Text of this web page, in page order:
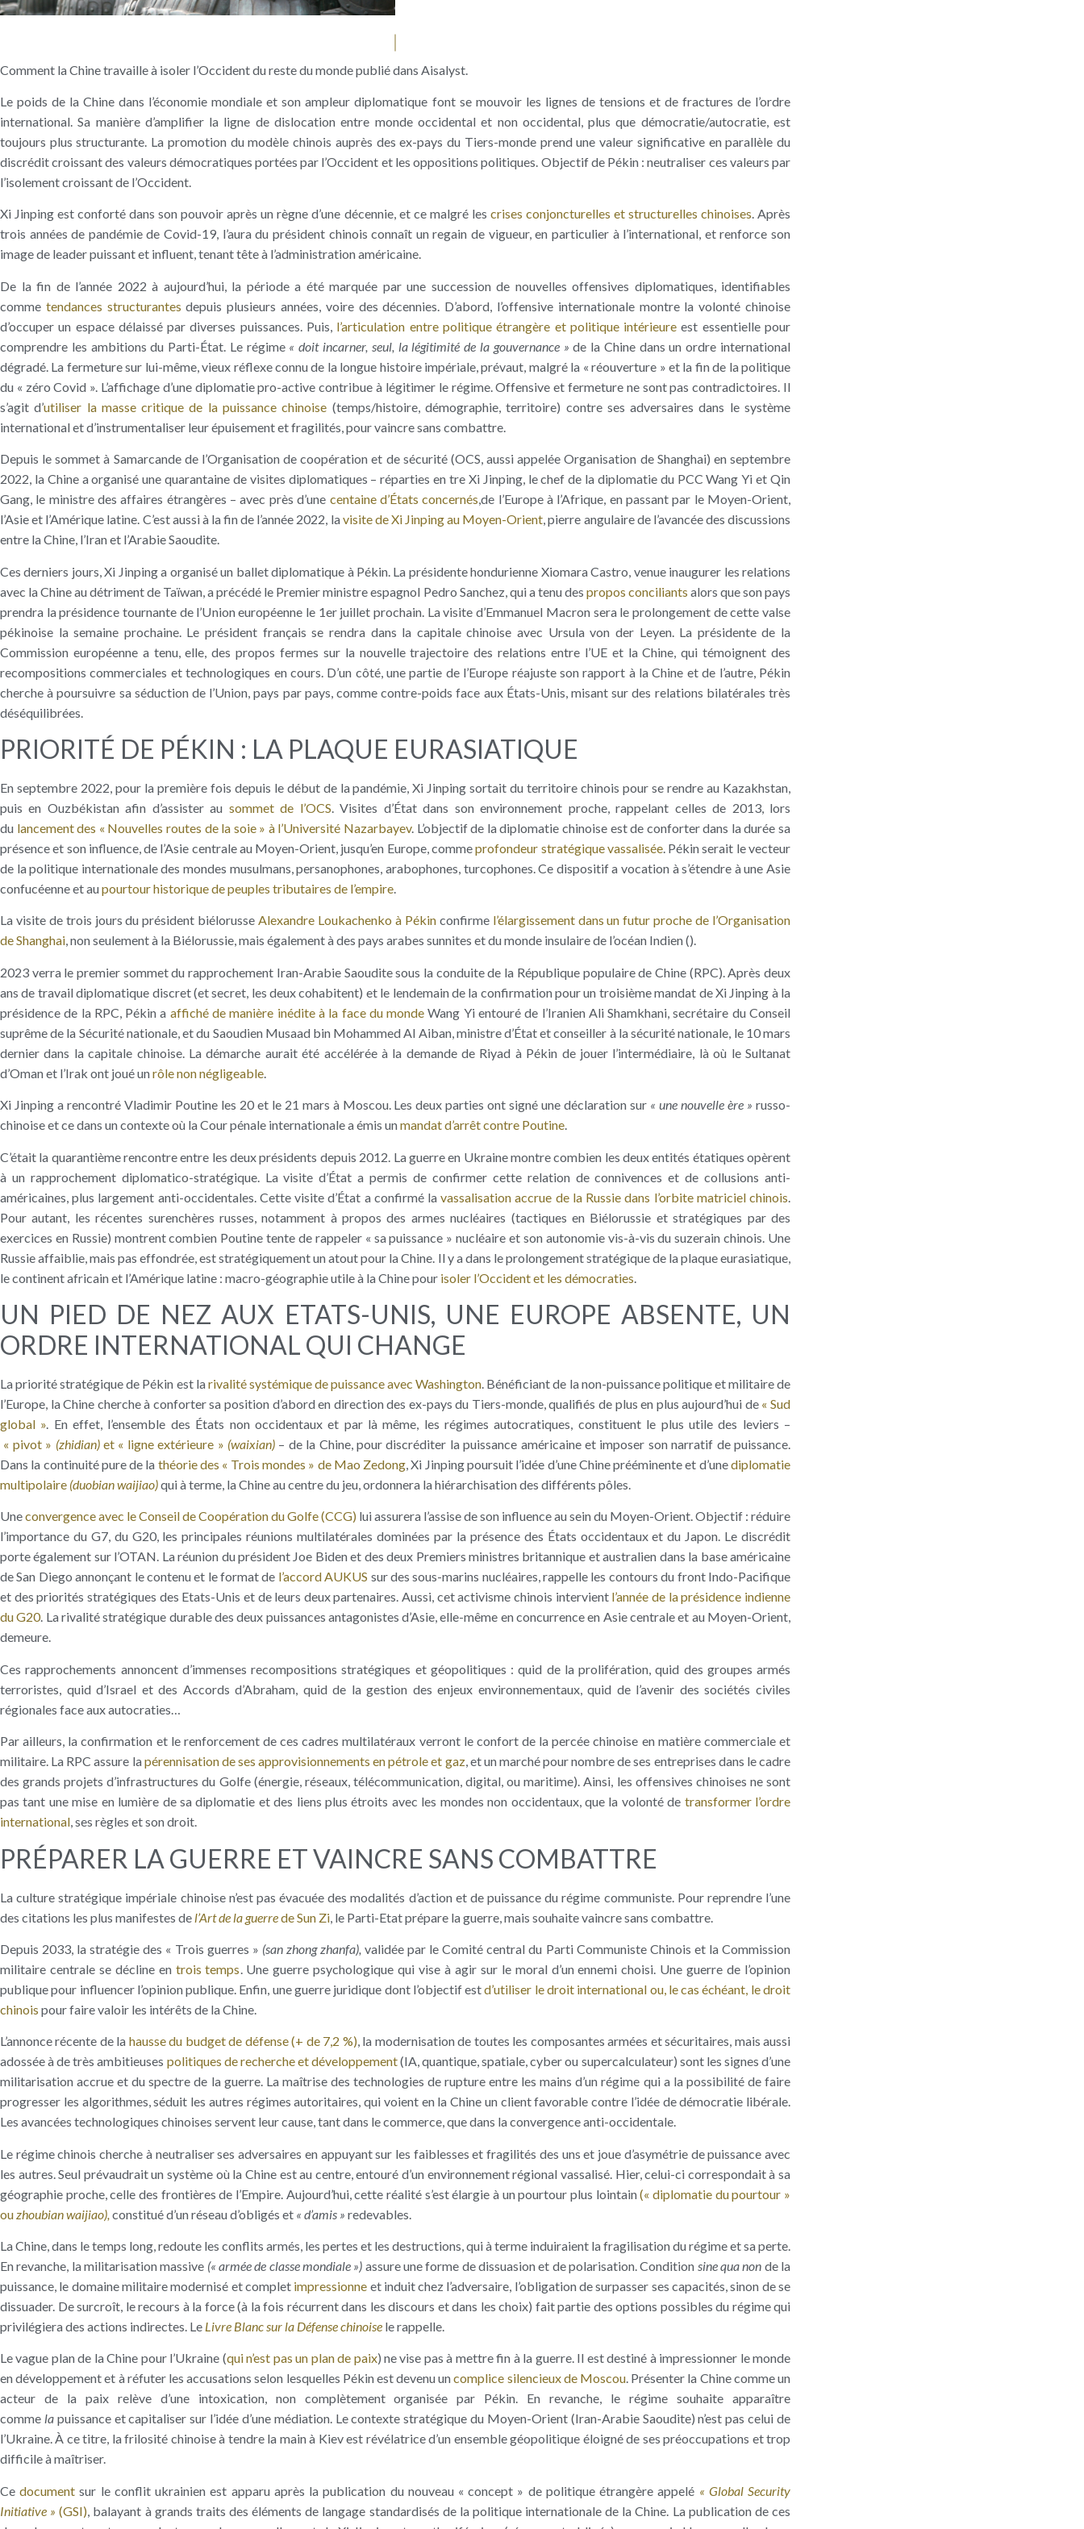
Comment la Chine travaille à isoler l’Occident du reste du monde publié dans Aisalyst.
Le poids de la Chine dans l’économie mondiale et son ampleur diplomatique font se mouvoir les lignes de tensions et de fractures de l’ordre
international. Sa manière d’amplifier la ligne de dislocation entre monde occidental et non occidental, plus que démocratie/autocratie, est
toujours plus structurante. La promotion du modèle chinois auprès des ex-pays du Tiers-monde prend une valeur significative en parallèle du
discrédit croissant des valeurs démocratiques portées par l’Occident et les oppositions politiques. Objectif de Pékin : neutraliser ces valeurs par
l’isolement croissant de l’Occident.
Xi Jinping est conforté dans son pouvoir après un règne d’une décennie, et ce malgré les crises conjoncturelles et structurelles chinoises. Après
trois années de pandémie de Covid-19, l’aura du président chinois connaît un regain de vigueur, en particulier à l’international, et renforce son
image de leader puissant et influent, tenant tête à l’administration américaine.
De la fin de l’année 2022 à aujourd’hui, la période a été marquée par une succession de nouvelles offensives diplomatiques, identifiables
comme tendances structurantes depuis plusieurs années, voire des décennies. D’abord, l’offensive internationale montre la volonté chinoise
d’occuper un espace délaissé par diverses puissances. Puis, l’articulation entre politique étrangère et politique intérieure est essentielle pour
comprendre les ambitions du Parti-État. Le régime « doit incarner, seul, la légitimité de la gouvernance »de la Chine dans un ordre international
dégradé. La fermeture sur lui-même, vieux réflexe connu de la longue histoire impériale, prévaut, malgré la « réouverture » et la fin de la politique
du « zéro Covid ». L’affichage d’une diplomatie pro-active contribue à légitimer le régime. Offensive et fermeture ne sont pas contradictoires. Il
s’agit d’utiliser la masse critique de la puissance chinoise (temps/histoire, démographie, territoire) contre ses adversaires dans le système
international et d’instrumentaliser leur épuisement et fragilités, pour vaincre sans combattre.
Depuis le sommet à Samarcande de l’Organisation de coopération et de sécurité (OCS, aussi appelée Organisation de Shanghai) en septembre
2022, la Chine a organisé une quarantaine de visites diplomatiques – réparties en tre Xi Jinping, le chef de la diplomatie du PCC Wang Yi et Qin
Gang, le ministre des affaires étrangères – avec près d’une centaine d’États concernés,de l’Europe à l’Afrique, en passant par le Moyen-Orient,
l’Asie et l’Amérique latine. C’est aussi à la fin de l’année 2022, lavisite de Xi Jinping au Moyen-Orient, pierre angulaire de l’avancée des discussions
entre la Chine, l’Iran et l’Arabie Saoudite.
Ces derniers jours, Xi Jinping a organisé un ballet diplomatique à Pékin. La présidente hondurienne Xiomara Castro, venue inaugurer les relations
avec la Chine au détriment de Taïwan, a précédé le Premier ministre espagnol Pedro Sanchez, qui a tenu des propos conciliants alors que son pays
prendra la présidence tournante de l’Union européenne le 1er juillet prochain. La visite d’Emmanuel Macron sera le prolongement de cette valse
pékinoise la semaine prochaine. Le président français se rendra dans la capitale chinoise avec Ursula von der Leyen. La présidente de la
Commission européenne a tenu, elle, des propos fermes sur la nouvelle trajectoire des relations entre l’UE et la Chine, qui témoignent des
recompositions commerciales et technologiques en cours. D’un côté, une partie de l’Europe réajuste son rapport à la Chine et de l’autre, Pékin
cherche à poursuivre sa séduction de l’Union, pays par pays, comme contre-poids face aux États-Unis, misant sur des relations bilatérales très
déséquilibrées.
PRIORITÉ DE PÉKIN : LA PLAQUE EURASIATIQUE
En septembre 2022, pour la première fois depuis le début de la pandémie, Xi Jinping sortait du territoire chinois pour se rendre au Kazakhstan,
puis en Ouzbékistan afin d’assister au sommet de l’OCS. Visites d’État dans son environnement proche, rappelant celles de 2013, lors
du lancement des « Nouvelles routes de la soie » à l’Université Nazarbayev. L’objectif de la diplomatie chinoise est de conforter dans la durée sa
présence et son influence, de l’Asie centrale au Moyen-Orient, jusqu’en Europe, commeprofondeur stratégique vassalisée. Pékin serait le vecteur
de la politique internationale des mondes musulmans, persanophones, arabophones, turcophones. Ce dispositif a vocation à s’étendre à une Asie
confucéenne et aupourtour historique de peuples tributaires de l’empire.
La visite de trois jours du président biélorusseAlexandre Loukachenko à Pékinconfirme l’élargissement dans un futur proche de l’Organisation
de Shanghai, non seulement à la Biélorussie, mais également à des pays arabes sunnites et du monde insulaire de l’océan Indien ().
2023 verra le premier sommet du rapprochement Iran-Arabie Saoudite sous la conduite de la République populaire de Chine (RPC). Après deux
ans de travail diplomatique discret (et secret, les deux cohabitent) et le lendemain de la confirmation pour un troisième mandat de Xi Jinping à la
présidence de la RPC, Pékin a affiché de manière inédite à la face du monde Wang Yi entouré de l’Iranien Ali Shamkhani, secrétaire du Conseil
suprême de la Sécurité nationale, et du Saoudien Musaad bin Mohammed Al Aiban, ministre d’État et conseiller à la sécurité nationale, le 10 mars
dernier dans la capitale chinoise. La démarche aurait été accélérée à la demande de Riyad à Pékin de jouer l’intermédiaire, là où le Sultanat
d’Oman et l’Irak ont joué unrôle non négligeable
Xi Jinping a rencontré Vladimir Poutine les 20 et le 21 mars à Moscou. Les deux parties ont signé une déclaration sur « une nouvelle ère »russo-
chinoise et ce dans un contexte où la Cour pénale internationale a émis unmandat d’arrêt contre Poutine.
C’était la quarantième rencontre entre les deux présidents depuis 2012. La guerre en Ukraine montre combien les deux entités étatiques opèrent
à un rapprochement diplomatico-stratégique. La visite d’État a permis de confirmer cette relation de connivences et de collusions anti-
américaines, plus largement anti-occidentales. Cette visite d’État a confirmé lavassalisation accrue de la Russie dans l’orbite matriciel chinois
Pour autant, les récentes surenchères russes, notamment à propos des armes nucléaires (tactiques en Biélorussie et stratégiques par des
exercices en Russie) montrent combien Poutine tente de rappeler « sa puissance » nucléaire et son autonomie vis-à-vis du suzerain chinois. Une
Russie affaiblie, mais pas effondrée, est stratégiquement un atout pour la Chine. Il y a dans le prolongement stratégique de la plaque eurasiatique,
le continent africain et l’Amérique latine : macro-géographie utile à la Chine pour isoler l’Occident et les démocraties
UN PIED DE NEZ AUX ETATS-UNIS, UNE EUROPE ABSENTE, UN
ORDRE INTERNATIONAL QUI CHANGE
La priorité stratégique de Pékin est larivalité systémique de puissance avec Washington. Bénéficiant de la non-puissance politique et militaire de
l’Europe, la Chine cherche à conforter sa position d’abord en direction des ex-pays du Tiers-monde, qualifiés de plus en plus aujourd’hui de « Sud
global ». En effet, l’ensemble des États non occidentaux et par là même, les régimes autocratiques, constituent le plus utile des leviers –
« pivot » (zhidian)et « ligne extérieure » (waixian) – de la Chine, pour discréditer la puissance américaine et imposer son narratif de puissance.
Dans la continuité pure de la théorie des « Trois mondes » de Mao Zedong, Xi Jinping poursuit l’idée d’une Chine prééminente et d’unediplomatie
multipolaire (duobian waijiao)qui à terme, la Chine au centre du jeu, ordonnera la hiérarchisation des différents pôles.
Uneconvergence avec le Conseil de Coopération du Golfe (CCG) lui assurera l’assise de son influence au sein du Moyen-Orient. Objectif : réduire
l’importance du G7, du G20, les principales réunions multilatérales dominées par la présence des États occidentaux et du Japon. Le discrédit
porte également sur l’OTAN. La réunion du président Joe Biden et des deux Premiers ministres britannique et australien dans la base américaine
de San Diego annonçant le contenu et le format de l’accord AUKUS sur des sous-marins nucléaires, rappelle les contours du front Indo-Pacifique
et des priorités stratégiques des Etats-Unis et de leurs deux partenaires. Aussi, cet activisme chinois intervient l’année de la présidence indienne
du G20. La rivalité stratégique durable des deux puissances antagonistes d’Asie, elle-même en concurrence en Asie centrale et au Moyen-Orient,
demeure.
Ces rapprochements annoncent d’immenses recompositions stratégiques et géopolitiques : quid de la prolifération, quid des groupes armés
terroristes, quid d’Israel et des Accords d’Abraham, quid de la gestion des enjeux environnementaux, quid de l’avenir des sociétés civiles
régionales face aux autocraties…
Par ailleurs, la confirmation et le renforcement de ces cadres multilatéraux verront le confort de la percée chinoise en matière commerciale et
militaire. La RPC assure lapérennisation de ses approvisionnements en pétrole et gaz, et un marché pour nombre de ses entreprises dans le cadre
des grands projets d’infrastructures du Golfe (énergie, réseaux, télécommunication, digital, ou maritime). Ainsi, les offensives chinoises ne sont
pas tant une mise en lumière de sa diplomatie et des liens plus étroits avec les mondes non occidentaux, que la volonté de transformer l’ordre
international, ses règles et son droit.
PRÉPARER LA GUERRE ET VAINCRE SANS COMBATTRE
La culture stratégique impériale chinoise n’est pas évacuée des modalités d’action et de puissance du régime communiste. Pour reprendre l’une
des citations les plus manifestes de l’Art de la guerrede Sun Zi , le Parti-Etat prépare la guerre, mais souhaite vaincre sans combattre.
Depuis 2033, la stratégie des « Trois guerres » (san zhong zhanfa),validée par le Comité central du Parti Communiste Chinois et la Commission
militaire centrale se décline en trois temps. Une guerre psychologique qui vise à agir sur le moral d’un ennemi choisi. Une guerre de l’opinion
publique pour influencer l’opinion publique. Enfin, une guerre juridique dont l’objectif estd’utiliser le droit international ou, le cas échéant, le droit
chinois pour faire valoir les intérêts de la Chine.
L’annonce récente de la hausse du budget de défense (+ de 7,2 %), la modernisation de toutes les composantes armées et sécuritaires, mais aussi
adossée à de très ambitieuses politiques de recherche et développement(IA, quantique, spatiale, cyber ou supercalculateur) sont les signes d’une
militarisation accrue et du spectre de la guerre. La maîtrise des technologies de rupture entre les mains d’un régime qui a la possibilité de faire
progresser les algorithmes, séduit les autres régimes autoritaires, qui voient en la Chine un client favorable contre l’idée de démocratie libérale.
Les avancées technologiques chinoises servent leur cause, tant dans le commerce, que dans la convergence anti-occidentale.
Le régime chinois cherche à neutraliser ses adversaires en appuyant sur les faiblesses et fragilités des uns et joue d’asymétrie de puissance avec
les autres. Seul prévaudrait un système où la Chine est au centre, entouré d’un environnement régional vassalisé. Hier, celui-ci correspondait à sa
géographie proche, celle des frontières de l’Empire. Aujourd’hui, cette réalité s’est élargie à un pourtour plus lointain(« diplomatie du pourtour »
ou zhoubian waijiao), constitué d’un réseau d’obligés et « d’amis » redevables.
La Chine, dans le temps long, redoute les conflits armés, les pertes et les destructions, qui à terme induiraient la fragilisation du régime et sa perte.
En revanche, la militarisation massive (« armée de classe mondiale ») assure une forme de dissuasion et de polarisation. Condition sine qua non de la
puissance, le domaine militaire modernisé et complet impressionne et induit chez l’adversaire, l’obligation de surpasser ses capacités, sinon de se
dissuader. De surcroît, le recours à la force (à la fois récurrent dans les discours et dans les choix) fait partie des options possibles du régime qui
privilégiera des actions indirectes. Le Livre Blanc sur la Défense chinoise le rappelle.
Le vague plan de la Chine pour l’Ukraine (qui n’est pas un plan de paix) ne vise pas à mettre fin à la guerre. Il est destiné à impressionner le monde
en développement et à réfuter les accusations selon lesquelles Pékin est devenu uncomplice silencieux de Moscou. Présenter la Chine comme un
acteur de la paix relève d’une intoxication, non complètement organisée par Pékin. En revanche, le régime souhaite apparaître
comme la puissance et capitaliser sur l’idée d’une médiation. Le contexte stratégique du Moyen-Orient (Iran-Arabie Saoudite) n’est pas celui de
l’Ukraine. À ce titre, la frilosité chinoise à tendre la main à Kiev est révélatrice d’un ensemble géopolitique éloigné de ses préoccupations et trop
difficile à maîtriser.
Cedocument sur le conflit ukrainien est apparu après la publication du nouveau « concept » de politique étrangère appelé « Global Security
Initiative »(GSI), balayant à grands traits des éléments de langage standardisés de la politique internationale de la Chine. La publication de ces